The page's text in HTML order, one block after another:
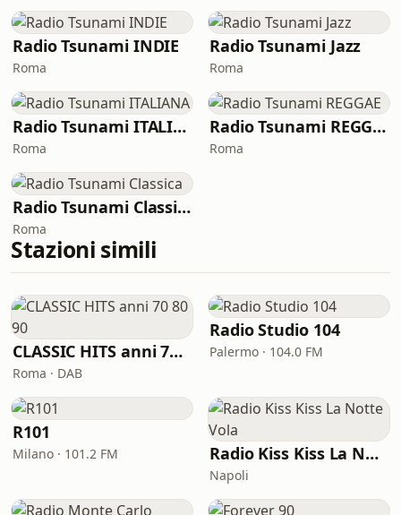
Radio Tsunami INDIE
Roma
Radio Tsunami Jazz
Roma
Radio Tsunami ITALIANA
Roma
Radio Tsunami REGGAE
Roma
Radio Tsunami Classica
Roma
Stazioni simili
CLASSIC HITS anni 70 80 90
Roma · DAB
Radio Studio 104
Palermo · 104.0 FM
R101
Milano · 101.2 FM Radio Kiss Kiss La Notte Vola
Napoli